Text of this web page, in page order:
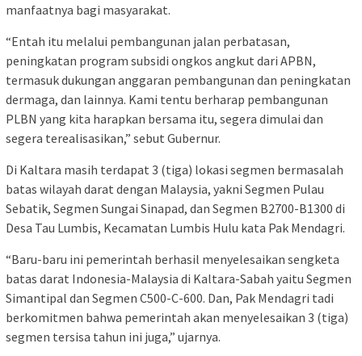
manfaatnya bagi masyarakat.
“Entah itu melalui pembangunan jalan perbatasan,
peningkatan program subsidi ongkos angkut dari APBN,
termasuk dukungan anggaran pembangunan dan peningkatan
dermaga, dan lainnya. Kami tentu berharap pembangunan
PLBN yang kita harapkan bersama itu, segera dimulai dan
segera terealisasikan,” sebut Gubernur.
Di Kaltara masih terdapat 3 (tiga) lokasi segmen bermasalah
batas wilayah darat dengan Malaysia, yakni Segmen Pulau
Sebatik, Segmen Sungai Sinapad, dan Segmen B2700-B1300 di
Desa Tau Lumbis, Kecamatan Lumbis Hulu kata Pak Mendagri.
“Baru-baru ini pemerintah berhasil menyelesaikan sengketa
batas darat Indonesia-Malaysia di Kaltara-Sabah yaitu Segmen
Simantipal dan Segmen C500-C-600. Dan, Pak Mendagri tadi
berkomitmen bahwa pemerintah akan menyelesaikan 3 (tiga)
segmen tersisa tahun ini juga,” ujarnya.